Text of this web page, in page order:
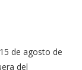
de agosto de
del